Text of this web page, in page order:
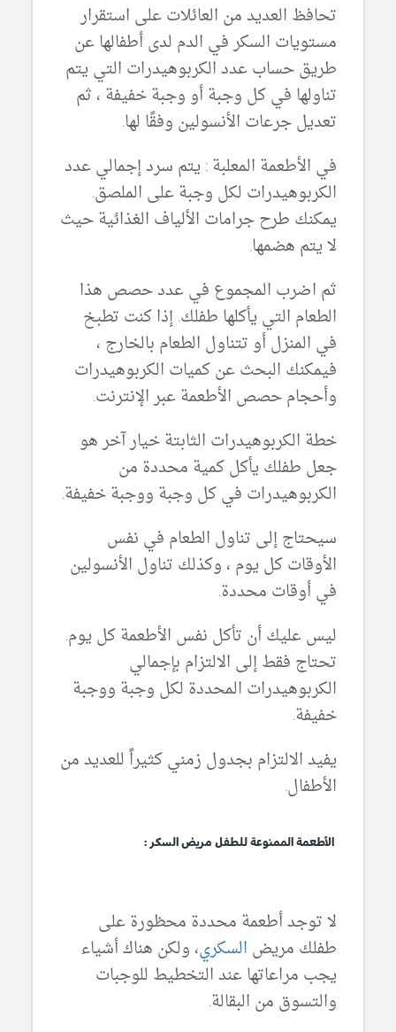
تحافظ العديد من العائلات على استقرار
مستويات السكر في الدم لدى أطفالها عن
طريق حساب عدد الكربوهيدرات التي يتم
تناولها في كل وجبة أو وجبة خفيفة ، ثم
تعديل جرعات الأنسولين وفقًا لها.
في الأطعمة المعلبة : يتم سرد إجمالي عدد
الكربوهيدرات لكل وجبة على الملصق.
يمكنك طرح جرامات الألياف الغذائية حيث
لا يتم هضمها.
ثم اضرب المجموع في عدد حصص هذا
الطعام التي يأكلها طفلك. إذا كنت تطبخ
في المنزل أو تتناول الطعام بالخارج ،
فيمكنك البحث عن كميات الكربوهيدرات
وأحجام حصص الأطعمة عبر الإنترنت.
خطة الكربوهيدرات الثابتة خيار آخر هو
جعل طفلك يأكل كمية محددة من
الكربوهيدرات في كل وجبة ووجبة خفيفة.
سيحتاج إلى تناول الطعام في نفس
الأوقات كل يوم ، وكذلك تناول الأنسولين
في أوقات محددة.
ليس عليك أن تأكل نفس الأطعمة كل يوم.
تحتاج فقط إلى الالتزام بإجمالي
الكربوهيدرات المحددة لكل وجبة ووجبة
خفيفة.
يفيد الالتزام بجدول زمني كثيراً للعديد من
الأطفال.
الأطعمة الممنوعة للطفل مريض السكر :
لا توجد أطعمة محددة محظورة على
طفلك مريض السكري، ولكن هناك أشياء
يجب مراعاتها عند التخطيط للوجبات
والتسوق من البقالة.